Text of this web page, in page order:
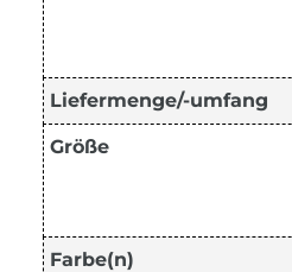
Liefermenge/-umfang
Größe
Farbe(n)